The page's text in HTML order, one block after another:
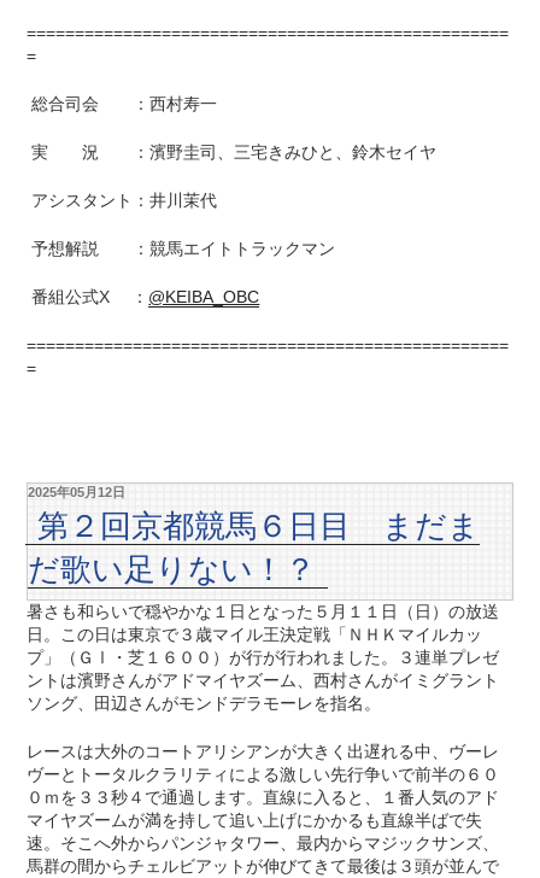
==================================================
=
総合司会 ：西村寿一
実 況 ：濱野圭司、三宅きみひと、鈴木セイヤ
アシスタント：井川茉代
予想解説 ：競馬エイトトラックマン
番組公式X ： @KEIBA_OBC
==================================================
=
2025年05月12日
第２回京都競馬６日目 まだま
だ歌い足りない！？
暑さも和らいで穏やかな１日となった５月１１日（日）の放送
日。この日は東京で３歳マイル王決定戦「ＮＨＫマイルカッ
プ」（ＧⅠ・芝１６００）が行が行われました。３連単プレゼ
ントは濱野さんがアドマイヤズーム、西村さんがイミグラント
ソング、田辺さんがモンドデラモーレを指名。
レースは大外のコートアリシアンが大きく出遅れる中、ヴーレ
ヴーとトータルクラリティによる激しい先行争いで前半の６０
０ｍを３３秒４で通過します。直線に入ると、１番人気のアド
マイヤズームが満を持して追い上げにかかるも直線半ばで失
速。そこへ外からパンジャタワー、最内からマジックサンズ、
馬群の間からチェルビアットが伸びてきて最後は３頭が並んで